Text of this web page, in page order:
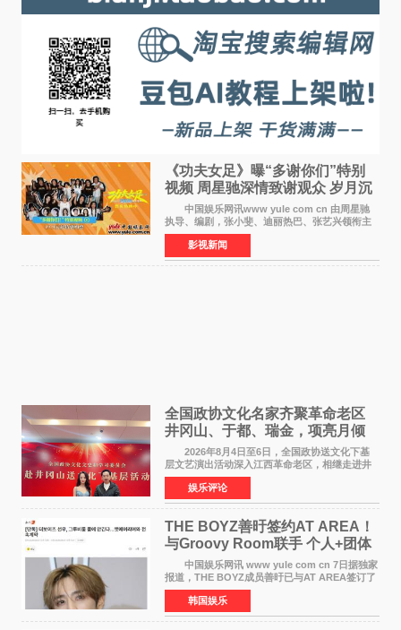
《功夫女足》曝“多谢你们”特别
视频 周星驰深情致谢观众 岁月沉
淀不灭初心
中国娱乐网讯www yule com cn 由周星驰
执导、编剧，张小斐、迪丽热巴、张艺兴领衔主
演，刘嘉玲、佐藤健特别出演，艾米、雪野、蔡
思贝、胡予安、倪好特别介绍的喜剧电影《功夫
女足》释出多谢你
影视新闻
全国政协文化名家齐聚革命老区
井冈山、于都、瑞金，项亮月倾
情献唱《桃花谣》致敬红色沃土
2026年8月4日至6日，全国政协送文化下基
层文艺演出活动深入江西革命老区，相继走进井
冈山、于都长征出发地、瑞金三地。由全国政协
文化文史和学习委员会副主任、甘肃省政协原主
席欧阳坚率团，一
娱乐评论
THE BOYZ善旴签约AT AREA！
与Groovy Room联手 个人+团体
活动并行
中国娱乐网讯 www yule com cn 7日据独家
报道，THE BOYZ成员善旴已与AT AREA签订了
专属合约。AT AREA是由知名制作人组合
Groovy Room创立的hip-hop厂牌，旗下拥有多
位实力派音乐人，在韩
韩国娱乐